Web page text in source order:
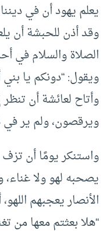
يعلم يهود أن في
وقد أذن للحبشة أن
الصلاة والسلام في
ويقول: “دونكم يا بني
وأتاح لعائشة أن
ويرقصون، ولم ير في
واستنكر يومًا أن تزف
يصحبه لهو ولا غناء،
الأنصار يعجبهم
“هلا بعثتم معها من